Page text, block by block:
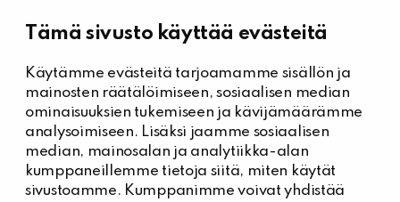
Tämä sivusto käyttää evästeitä
Käytämme evästeitä tarjoamamme sisällön ja
mainosten räätälöimiseen, sosiaalisen median
ominaisuuksien tukemiseen ja kävijämäärämme
analysoimiseen. Lisäksi jaamme sosiaalisen
median, mainosalan ja analytiikka-alan
kumppaneillemme tietoja siitä, miten käytät
sivustoamme. Kumppanimme voivat yhdistää
Kiinteistöhuolto
Päivystysnumero, Kiinteistöässät
044 704 7632
Kiinteistönhuollon yhteystiedot
Tee vikailmoitus